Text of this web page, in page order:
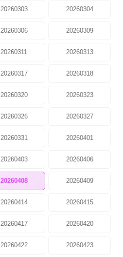
20260303 20260304
20260306 20260309
20260311 20260313
20260317 20260318
20260320 20260323
20260326 20260327
20260331 20260401
20260403 20260406
20260408 20260409
20260414 20260415
20260417 20260420
20260422 20260423